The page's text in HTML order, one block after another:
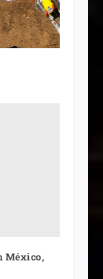
México,